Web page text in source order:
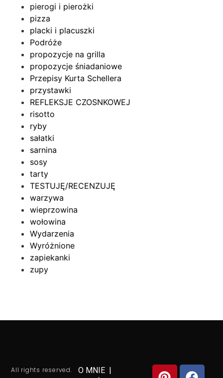
pierogi i pierożki
pizza
placki i placuszki
Podróże
propozycje na grilla
propozycje śniadaniowe
Przepisy Kurta Schellera
przystawki
REFLEKSJE CZOSNKOWEJ
risotto
ryby
sałatki
sarnina
sosy
tarty
TESTUJĘ/RECENZUJĘ
warzywa
wieprzowina
wołowina
Wydarzenia
Wyróżnione
zapiekanki
zupy
All rights reserved. O MNIE